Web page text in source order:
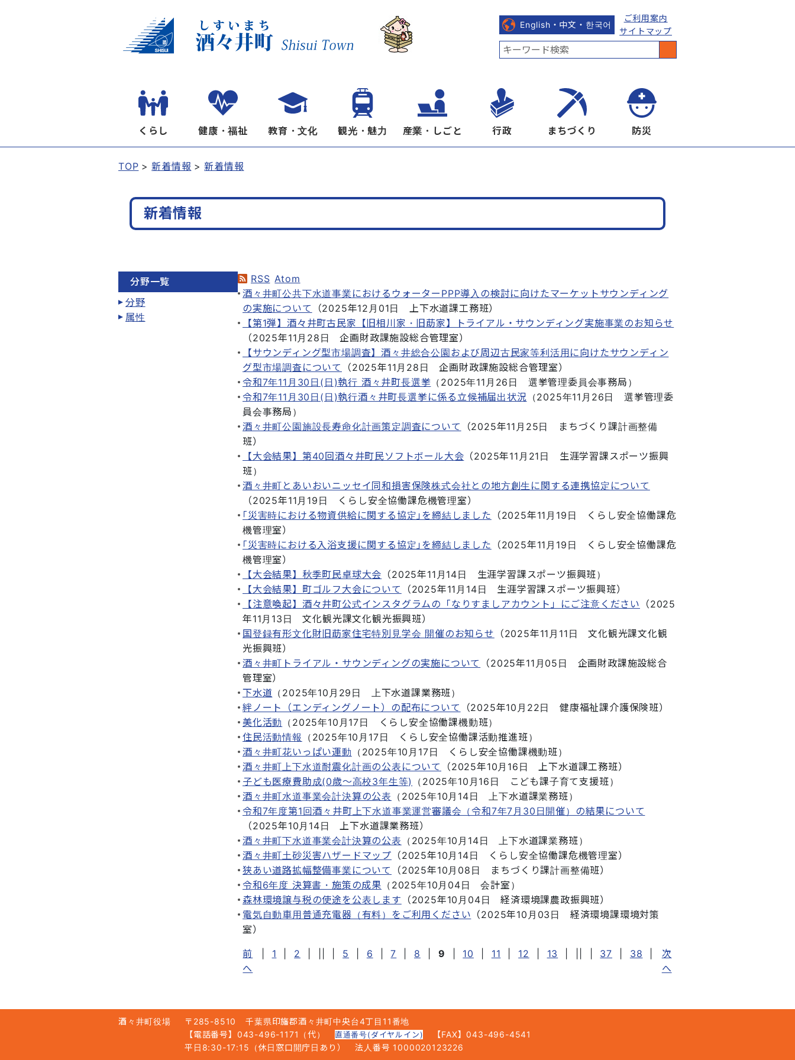
English・中文・한국어
ご利用案内
サイトマップ
くらし 健康・福祉 教育・文化 観光・魅力 産業・しごと 行政 まちづくり 防災
TOP 新着情報 新着情報
新着情報
分野一覧
分野
属性
RSS Atom
酒々井町公共下水道事業におけるウォーターPPP導入の検討に向けたマーケットサウンディング
の実施について
（2025年12月01日 上下水道課工務班）
【第1弾】酒々井町古民家【旧相川家・旧莇家】トライアル・サウンディング実施事業のお知らせ
（2025年11月28日 企画財政課施設総合管理室）
【サウンディング型市場調査】酒々井総合公園および周辺古民家等利活用に向けたサウンディン
グ型市場調査について
（2025年11月28日 企画財政課施設総合管理室）
令和7年11月30日(日)執行 酒々井町長選挙 （ 2025年11月26日 選挙管理委員会事務局 ）
令和7年11月30日(日)執行酒々井町長選挙に係る立候補届出状況 （2025年11月26日
選挙管理委
員会事務局 ）
酒々井町公園施設長寿命化計画策定調査について
（2025年11月25日
まちづくり課計画整備
班）
【大会結果】第40回酒々井町民ソフトボール大会 （2025年11月21日
生涯学習課スポーツ振興
班）
酒々井町とあいおいニッセイ同和損害保険株式会社との地方創生に関する連携協定について
（2025年11月19日 くらし安全協働課危機管理室）
｢災害時における物資供給に関する協定｣を締結しました （2025年11月19日
くらし安全協働課危
機管理室）
｢災害時における入浴支援に関する協定｣を締結しました （2025年11月19日
くらし安全協働課危
機管理室）
【大会結果】秋季町民卓球大会 （2025年11月14日 生涯学習課スポーツ振興班）
【大会結果】町ゴルフ大会について
（2025年11月14日 生涯学習課スポーツ振興班）
【注意喚起】酒々井町公式インスタグラムの「なりすましアカウント」にご注意ください （2025
年11月13日
文化観光課文化観光振興班）
国登録有形文化財旧莇家住宅特別見学会 開催のお知らせ （2025年11月11日
文化観光課文化観
光振興班）
酒々井町トライアル・サウンディングの実施について
（2025年11月05日
企画財政課施設総合
管理室）
下水道 （ 2025年10月29日 上下水道課業務班）
絆ノート（エンディングノート）の配布について
（2025年10月22日 健康福祉課介護保険班）
美化活動 （ 2025年10月17日 くらし安全協働課機動班）
住民活動情報
（ 2025年10月17日 くらし安全協働課活動推進班）
酒々井町花いっぱい運動 （ 2025年10月17日 くらし安全協働課機動班）
酒々井町上下水道耐震化計画の公表について
（2025年10月16日 上下水道課工務班）
子ども医療費助成(0歳〜高校3年生等)
（ 2025年10月16日 こども課子育て支援班）
酒々井町水道事業会計決算の公表 （ 2025年10月14日 上下水道課業務班）
令和7年度第1回酒々井町上下水道事業運営審議会（令和7年7月30日開催）の結果について
（2025年10月14日 上下水道課業務班）
酒々井町下水道事業会計決算の公表 （ 2025年10月14日 上下水道課業務班）
酒々井町土砂災害ハザードマップ （2025年10月14日 くらし安全協働課危機管理室）
狭あい道路拡幅整備事業について
（2025年10月08日 まちづくり課計画整備班）
令和6年度 決算書・施策の成果 （ 2025年10月04日 会計室 ）
森林環境譲与税の使途を公表します （2025年10月04日 経済環境課農政振興班）
電気自動車用普通充電器（有料）をご利用ください （2025年10月03日
経済環境課環境対策
室）
前
へ
1 2 5 6 7 8 9 10 11 12 13 37 38
次
へ
酒々井町役場 〒285-8510
千葉県印旛郡酒々井町中央台4丁目11番地
【電話番号】043-496-1171（代）
直通番号(ダイヤルイン)
【FAX】043-496-4541
平日8:30-17:15（休日窓口開庁日あり）
法人番号 1000020123226